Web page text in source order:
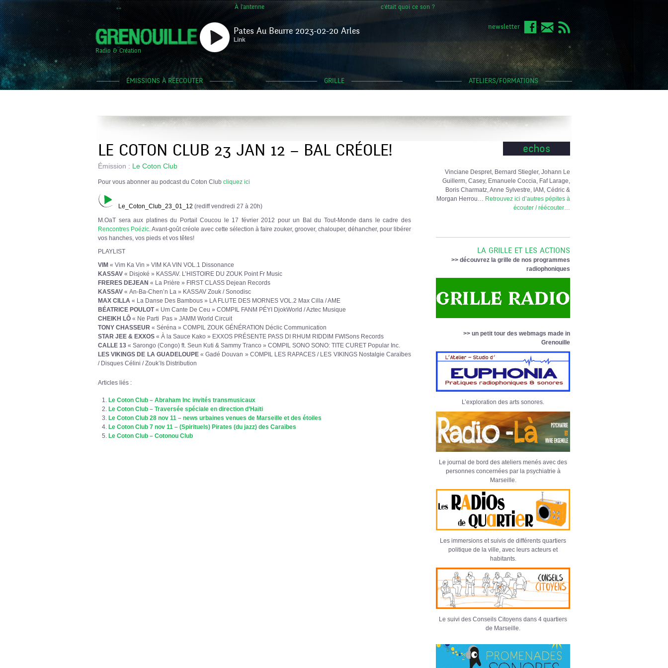
À l'antenne c'était quoi ce son ?
Radio & Création
Pates Au Beurre 2023-02-20 Arles
Link
newsletter
ÉMISSIONS À RÉECOUTER GRILLE ATELIERS/FORMATIONS
LE COTON CLUB 23 JAN 12 – BAL CRÉOLE!
Émission : Le Coton Club
Pour vous abonner au podcast du Coton Club cliquez ici
Le_Coton_Club_23_01_12 (rediff vendredi 27 à 20h)
M.OaT sera aux platines du Portail Coucou le 17 février 2012 pour un Bal du Tout-Monde dans le cadre des
Rencontres Poézic . Avant-goût créole avec cette sélection à faire zouker, groover, chalouper, déhancher, pour libérer
vos hanches, vos pieds et vos têtes!
PLAYLIST
VIM « Vim Ka Vin » VIM KA VIN VOL.1 Dissonance
KASSAV « Disjoké » KASSAV. L’HISTOIRE DU ZOUK Point Fr Music
FRERES DEJEAN « La Prière » FIRST CLASS Dejean Records
KASSAV « An-Ba-Chen’n La » KASSAV Zouk / Sonodisc
MAX CILLA « La Danse Des Bambous » LA FLUTE DES MORNES VOL.2 Max Cilla / AME
BÉATRICE POULOT« Um Cante De Ceu » COMPIL FANM PÉYI DjokWorld / Aztec Musique
CHEIKH LÔ « Ne Parti Pas » JAMM World Circuit
TONY CHASSEUR « Séréna » COMPIL ZOUK GÉNÉRATION Déclic Communication
STAR JEE & EXXOS « À la Sauce Kako » EXXOS PRÉSENTE PASS DI RHUM RIDDIM FWISons Records
CALLE 13 « Sarongo (Congo) ft. Seun Kuti & Sammy Tranco » COMPIL SONO SONO: TITE CURET Popular Inc.
LES VIKINGS DE LA GUADELOUPE« Gadé Douvan » COMPIL LES RAPACES / LES VIKINGS Nostalgie Caraïbes
/ Disques Célini / Zouk’Is Distribution
Articles liés :
Le Coton Club – Abraham Inc invités transmusicaux
Le Coton Club – Traversée spéciale en direction d’Haïti
Le Coton Club 28 nov 11 – news urbaines venues de Marseille et des étoiles
Le Coton Club 7 nov 11 – (Spirituels) Pirates (du jazz) des Caraïbes
Le Coton Club – Cotonou Club
echos
Vinciane Despret, Bernard Stiegler, Johann Le
Guillerm, Casey, Emanuele Coccia, Faf Larage,
Boris Charmatz, Anne Sylvestre, IAM, Cédric &
Morgan Herrou… Retrouvez ici d’autres pépites à
écouter / réécouter…
LA GRILLE ET LES ACTIONS
>> découvrez la grille de nos programmes
radiophoniques
>> un petit tour des webmags made in
Grenouille
L’exploration des arts sonores.
Le journal de bord des ateliers menés avec des
personnes concernées par la psychiatrie à
Marseille.
Les immersions et suivis de différents quartiers
politique de la ville, avec leurs acteurs et
habitants.
Le suivi des Conseils Citoyens dans 4 quartiers
de Marseille.